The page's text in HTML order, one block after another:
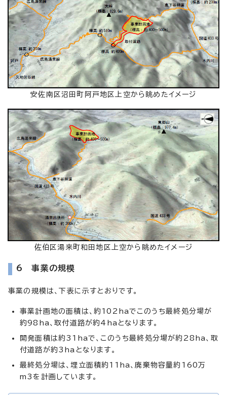
安佐南区沼田町阿戸地区上空から眺めたイメージ
佐伯区湯来町和田地区上空から眺めたイメージ
6 事業の規模
事業の規模は、下表に示すとおりです。
事業計画地の面積は、約102haでこのうち最終処分場が
約98ha、取付道路が約4haとなります。
開発面積は約31haで、このうち最終処分場が約28ha、取
付道路が約3haとなります。
最終処分場は、埋立面積約11ha、廃棄物容量約160万
m3を計画しています。